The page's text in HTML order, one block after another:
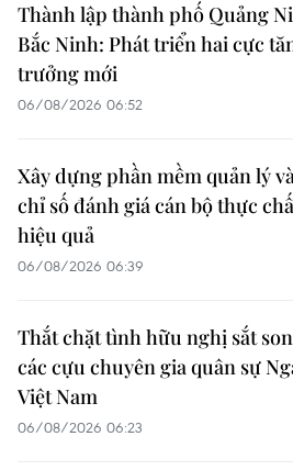
Thành lập thành phố Quảng
Bắc Ninh: Phát triển hai cực
trưởng mới
06/08/2026 06:52
Xây dựng phần mềm quản lý
chỉ số đánh giá cán bộ thực
hiệu quả
06/08/2026 06:39
Thắt chặt tình hữu nghị sắt
các cựu chuyên gia quân sự
Việt Nam
06/08/2026 06:23